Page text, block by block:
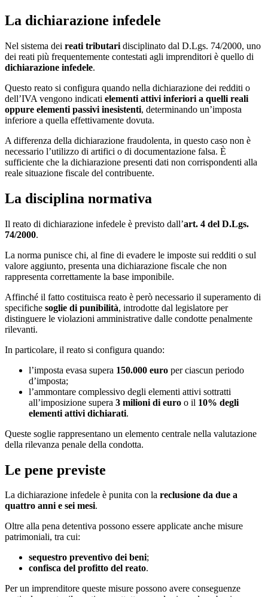
La dichiarazione infedele
Nel sistema dei reati tributari disciplinato dal D.Lgs. 74/2000, uno
dei reati più frequentemente contestati agli imprenditori è quello di
dichiarazione infedele.
Questo reato si configura quando nella dichiarazione dei redditi o
dell’IVA vengono indicati elementi attivi inferiori a quelli reali
oppure elementi passivi inesistenti, determinando un’imposta
inferiore a quella effettivamente dovuta.
A differenza della dichiarazione fraudolenta, in questo caso non è
necessario l’utilizzo di artifici o di documentazione falsa. È
sufficiente che la dichiarazione presenti dati non corrispondenti alla
reale situazione fiscale del contribuente.
La disciplina normativa
Il reato di dichiarazione infedele è previsto dall’art. 4 del D.Lgs.
74/2000.
La norma punisce chi, al fine di evadere le imposte sui redditi o sul
valore aggiunto, presenta una dichiarazione fiscale che non
rappresenta correttamente la base imponibile.
Affinché il fatto costituisca reato è però necessario il superamento di
specifiche soglie di punibilità, introdotte dal legislatore per
distinguere le violazioni amministrative dalle condotte penalmente
rilevanti.
In particolare, il reato si configura quando:
l’imposta evasa supera 150.000 euro per ciascun periodo
d’imposta;
l’ammontare complessivo degli elementi attivi sottratti
all’imposizione supera 3 milioni di euro o il 10% degli
elementi attivi dichiarati.
Queste soglie rappresentano un elemento centrale nella valutazione
della rilevanza penale della condotta.
Le pene previste
La dichiarazione infedele è punita con la reclusione da due a
quattro anni e sei mesi.
Oltre alla pena detentiva possono essere applicate anche misure
patrimoniali, tra cui:
sequestro preventivo dei beni;
confisca del profitto del reato.
Per un imprenditore queste misure possono avere conseguenze